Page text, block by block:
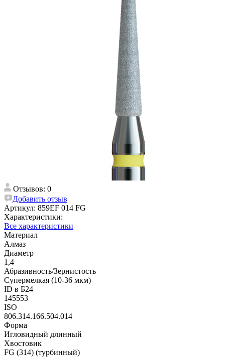
Отзывов: 0
Добавить отзыв
Артикул: 859EF 014 FG
Характеристики:
Все характеристики
Материал
Алмаз
Диаметр
1,4
Абразивность/Зернистость
Супермелкая (10-36 мкм)
ID в Б24
145553
ISO
806.314.166.504.014
Форма
Игловидный длинный
Хвостовик
FG (314) (турбинный)